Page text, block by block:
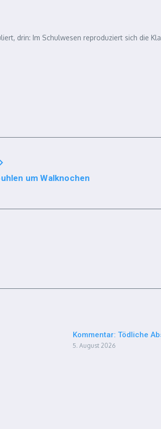
drin: Im Schulwesen reproduziert sich die
um Walknochen
Kommentar: Tödliche
5. August 2026